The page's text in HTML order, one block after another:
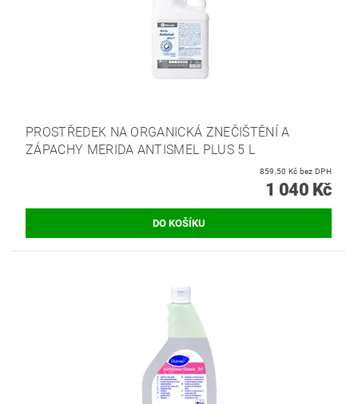
PROSTŘEDEK NA ORGANICKÁ ZNEČIŠTĚNÍ A
ZÁPACHY MERIDA ANTISMEL PLUS 5 L
859,50 Kč bez DPH
1 040 Kč